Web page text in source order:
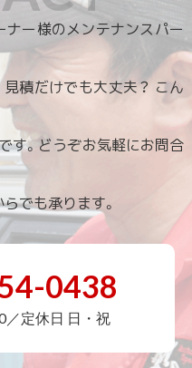
ナー様のメンテナンスパー
積だけでも大丈夫？ こん
す。どうぞお気軽にお問合
でも承ります。
0438
／定休日 日・祝